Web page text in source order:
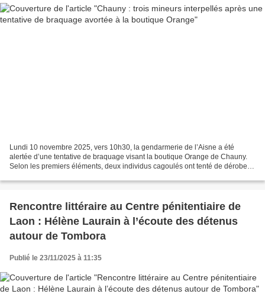
Lundi 10 novembre 2025, vers 10h30, la gendarmerie de l’Aisne a été
alertée d’une tentative de braquage visant la boutique Orange de Chauny.
Selon les premiers éléments, deux individus cagoulés ont tenté de dérober
Rencontre littéraire au Centre pénitentiaire de
Laon : Hélène Laurain à l’écoute des détenus
autour de Tombora
Publié le 23/11/2025 à 11:35